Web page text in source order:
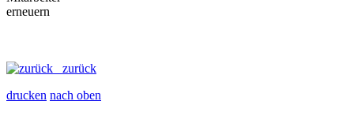
zurück
drucken nach oben